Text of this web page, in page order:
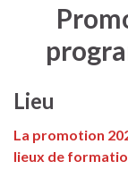
Lieu
La promotion
lieux de